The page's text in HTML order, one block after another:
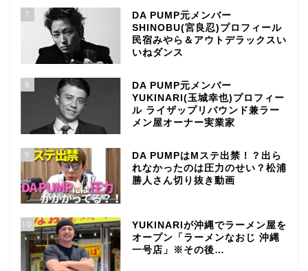
7
DA PUMP元メンバー
SHINOBU(宮良忍)プロフィール
民宿みやら＆アウトデラックスい
いねダンス
8
DA PUMP元メンバー
YUKINARI(玉城幸也)プロフィー
ル ライザップリバウンド兼ラー
メン屋オーナー実業家
9
DA PUMPはMステ出禁！？出ら
れなかったのは圧力のせい？松浦
勝人さん切り抜き動画
10
YUKINARIが沖縄でラーメン屋を
オープン「ラーメンなおじ 沖縄
一号店」※その後…